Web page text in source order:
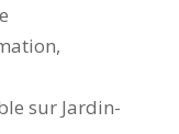
sur Jardin-